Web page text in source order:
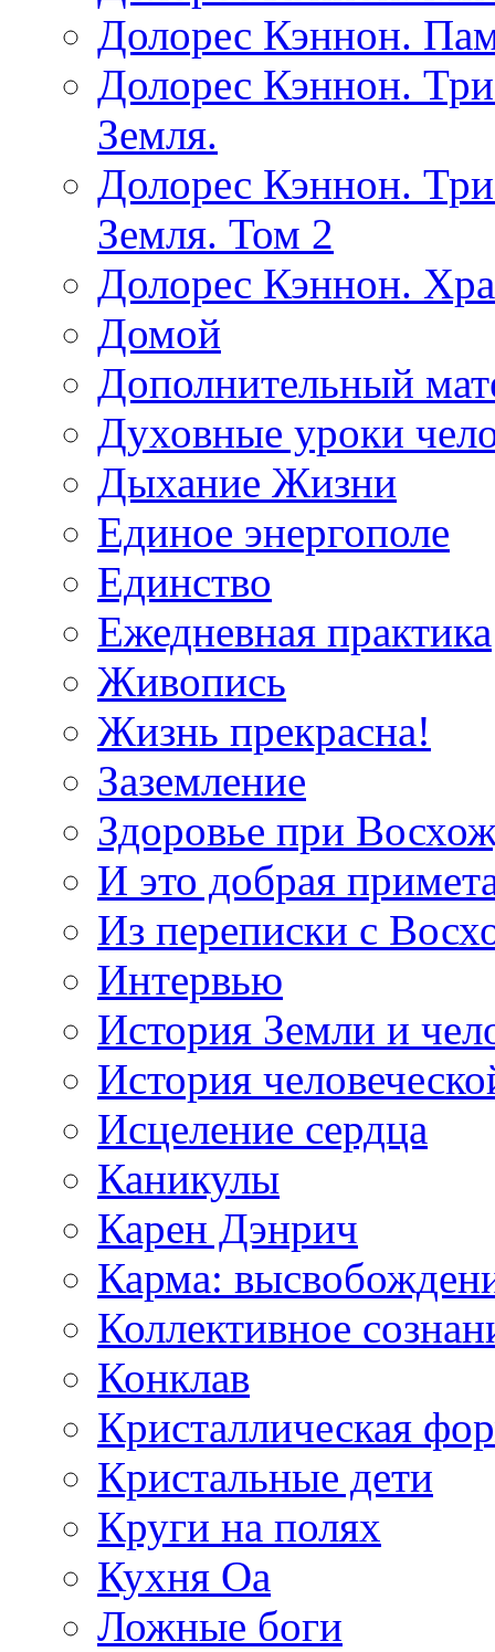
Долорес Кэннон.
Долорес Кэннон.
Земля.
Долорес Кэннон.
Земля. Том 2
Долорес Кэннон.
Домой
Дополнительный
Духовные уроки
Дыхание Жизни
Единое энергополе
Единство
Ежедневная практика
Живопись
Жизнь прекрасна!
Заземление
Здоровье при
И это добрая
Из переписки с
Интервью
История Земли и
История
Исцеление сердца
Каникулы
Карен Дэнрич
Карма:
Коллективное
Конклав
Кристаллическая
Кристальные дети
Круги на полях
Кухня Оа
Ложные боги